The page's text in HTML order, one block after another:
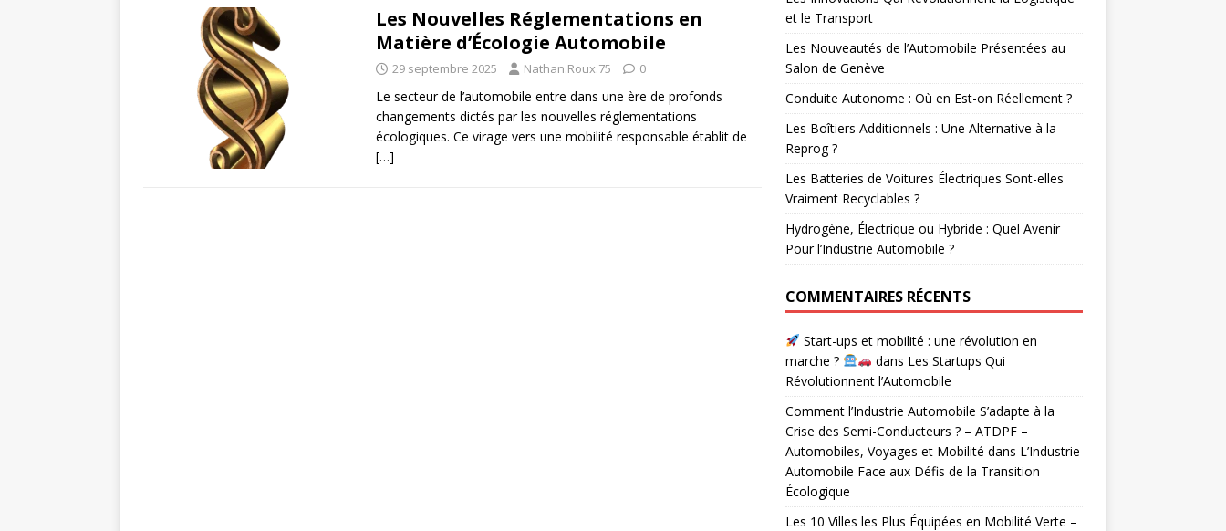
Les Nouvelles Réglementations en
Matière d’Écologie Automobile
29 septembre 2025 Nathan.Roux.75 0
Le secteur de l’automobile entre dans une ère de profonds
changements dictés par les nouvelles réglementations
écologiques. Ce virage vers une mobilité responsable établit de
[…]
et le Transport
Les Nouveautés de l’Automobile Présentées au
Salon de Genève
Conduite Autonome : Où en Est-on Réellement ?
Les Boîtiers Additionnels : Une Alternative à la
Reprog ?
Les Batteries de Voitures Électriques Sont-elles
Vraiment Recyclables ?
Hydrogène, Électrique ou Hybride : Quel Avenir
Pour l’Industrie Automobile ?
COMMENTAIRES RÉCENTS
Start-ups et mobilité : une révolution en
marche ?
dans Les Startups Qui
Révolutionnent l’Automobile
Comment l’Industrie Automobile S’adapte à la
Crise des Semi-Conducteurs ? – ATDPF –
Automobiles, Voyages et Mobilité dans L’Industrie
Automobile Face aux Défis de la Transition
Écologique
Les 10 Villes les Plus Équipées en Mobilité Verte –